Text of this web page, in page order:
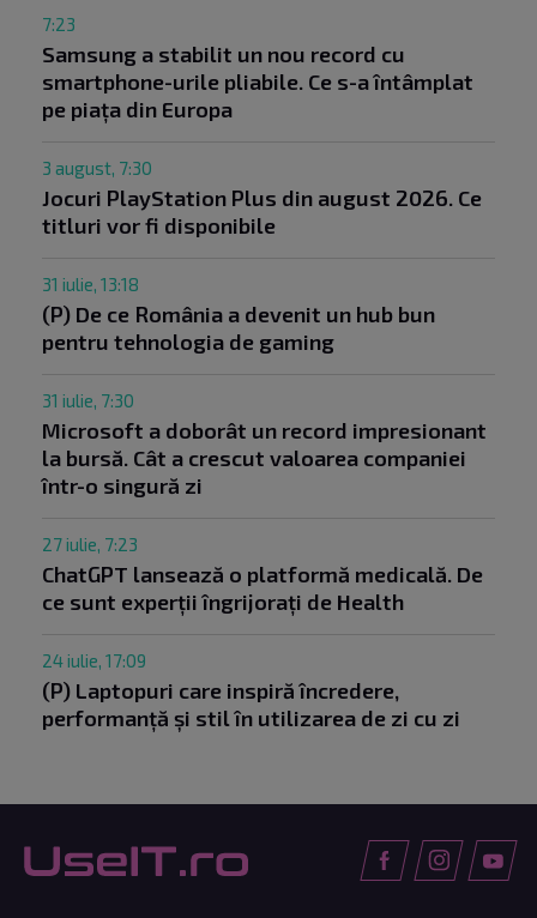
7:23
Samsung a stabilit un nou record cu
smartphone-urile pliabile. Ce s-a întâmplat
pe piața din Europa
3 august, 7:30
Jocuri PlayStation Plus din august 2026. Ce
titluri vor fi disponibile
31 iulie, 13:18
(P) De ce România a devenit un hub bun
pentru tehnologia de gaming
31 iulie, 7:30
Microsoft a doborât un record impresionant
la bursă. Cât a crescut valoarea companiei
într-o singură zi
27 iulie, 7:23
ChatGPT lansează o platformă medicală. De
ce sunt experții îngrijorați de Health
24 iulie, 17:09
(P) Laptopuri care inspiră încredere,
performanță și stil în utilizarea de zi cu zi